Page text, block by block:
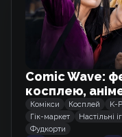
Таємне
Маньхва
Операція:
Манхва
Comic Wave:
косплею,
Комікси Косплей K-
Гік-маркет
Настільні
Фудкорти